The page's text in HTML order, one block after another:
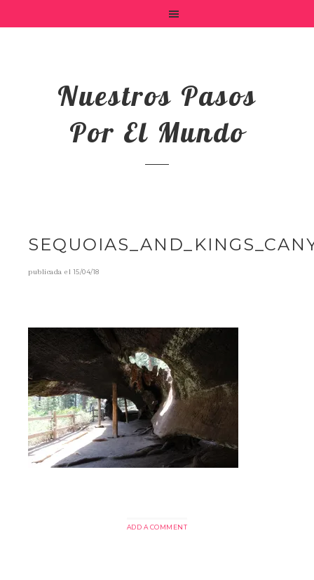
Nuestros Pasos
Por El Mundo
publicada el15/04/18
ADD A COMMENT